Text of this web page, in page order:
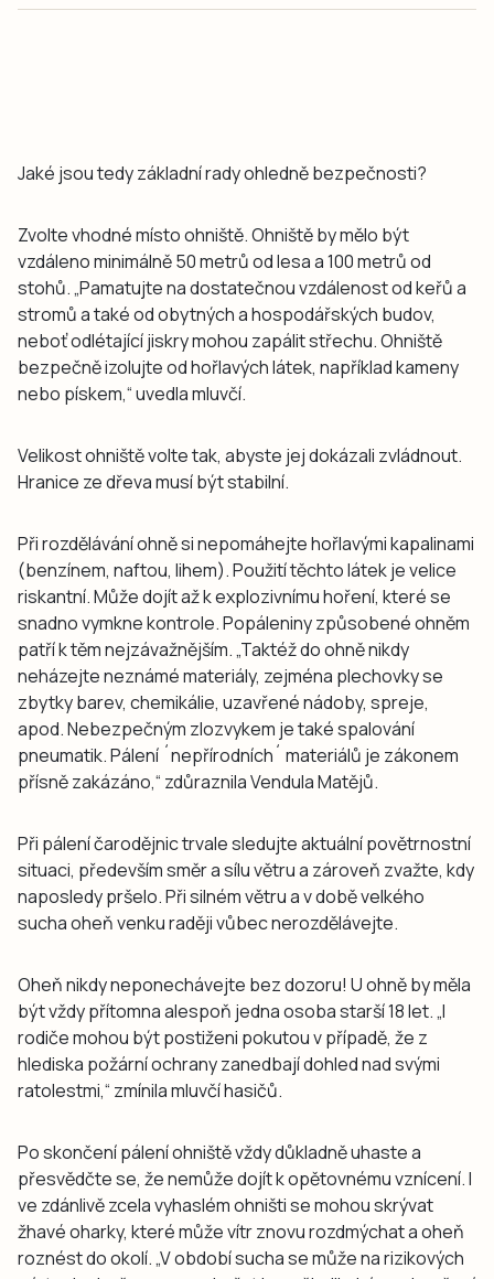
Jaké jsou tedy základní rady ohledně bezpečnosti?
Zvolte vhodné místo ohniště. Ohniště by mělo být
vzdáleno minimálně 50 metrů od lesa a 100 metrů od
stohů. „Pamatujte na dostatečnou vzdálenost od keřů a
stromů a také od obytných a hospodářských budov,
neboť odlétající jiskry mohou zapálit střechu. Ohniště
bezpečně izolujte od hořlavých látek, například kameny
nebo pískem,“ uvedla mluvčí.
Velikost ohniště volte tak, abyste jej dokázali zvládnout.
Hranice ze dřeva musí být stabilní.
Při rozdělávání ohně si nepomáhejte hořlavými kapalinami
(benzínem, naftou, lihem). Použití těchto látek je velice
riskantní. Může dojít až k explozivnímu hoření, které se
snadno vymkne kontrole. Popáleniny způsobené ohněm
patří k těm nejzávažnějším. „Taktéž do ohně nikdy
neházejte neznámé materiály, zejména plechovky se
zbytky barev, chemikálie, uzavřené nádoby, spreje,
apod. Nebezpečným zlozvykem je také spalování
pneumatik. Pálení ´nepřírodních´ materiálů je zákonem
přísně zakázáno,“ zdůraznila Vendula Matějů.
Při pálení čarodějnic trvale sledujte aktuální povětrnostní
situaci, především směr a sílu větru a zároveň zvažte, kdy
naposledy pršelo. Při silném větru a v době velkého
sucha oheň venku raději vůbec nerozdělávejte.
Oheň nikdy neponechávejte bez dozoru! U ohně by měla
být vždy přítomna alespoň jedna osoba starší 18 let. „I
rodiče mohou být postiženi pokutou v případě, že z
hlediska požární ochrany zanedbají dohled nad svými
ratolestmi,“ zmínila mluvčí hasičů.
Po skončení pálení ohniště vždy důkladně uhaste a
přesvědčte se, že nemůže dojít k opětovnému vznícení. I
ve zdánlivě zcela vyhaslém ohništi se mohou skrývat
žhavé oharky, které může vítr znovu rozdmýchat a oheň
roznést do okolí. „V období sucha se může na rizikových